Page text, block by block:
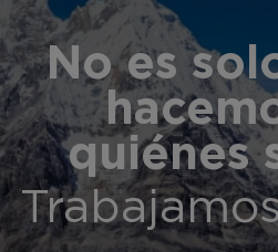
No es
quiénes